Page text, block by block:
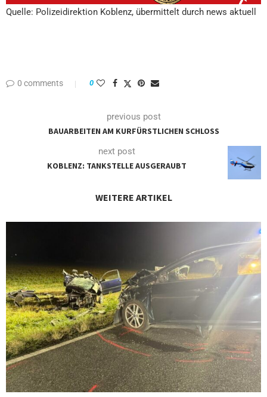
Quelle: Polizeidirektion Koblenz, übermittelt durch news aktuell
0 comments 0
previous post
BAUARBEITEN AM KURFÜRSTLICHEN SCHLOSS
next post
KOBLENZ: TANKSTELLE AUSGERAUBT
WEITERE ARTIKEL